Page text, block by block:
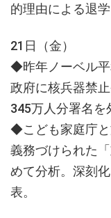
的理由による退
21日（金）
◆昨年ノーベル
政府に核兵器禁
345万人分署名を
◆こども家庭庁
義務づけられた
めて分析。深刻
表。